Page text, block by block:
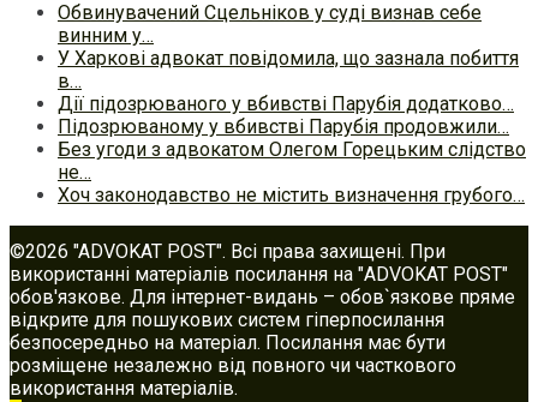
Обвинувачений Сцельніков у суді визнав себе
винним у…
У Харкові адвокат повідомила, що зазнала побиття
в…
Дії підозрюваного у вбивстві Парубія додатково…
Підозрюваному у вбивстві Парубія продовжили…
Без угоди з адвокатом Олегом Горецьким слідство
не…
Хоч законодавство не містить визначення грубого…
©2026 "ADVOKAT POST". Всі права захищені. При
використанні матеріалів посилання на "ADVOKAT POST"
обов'язкове. Для інтернет-видань – обов`язкове пряме
відкрите для пошукових систем гіперпосилання
безпосередньо на матеріал. Посилання має бути
розміщене незалежно від повного чи часткового
використання матеріалів.